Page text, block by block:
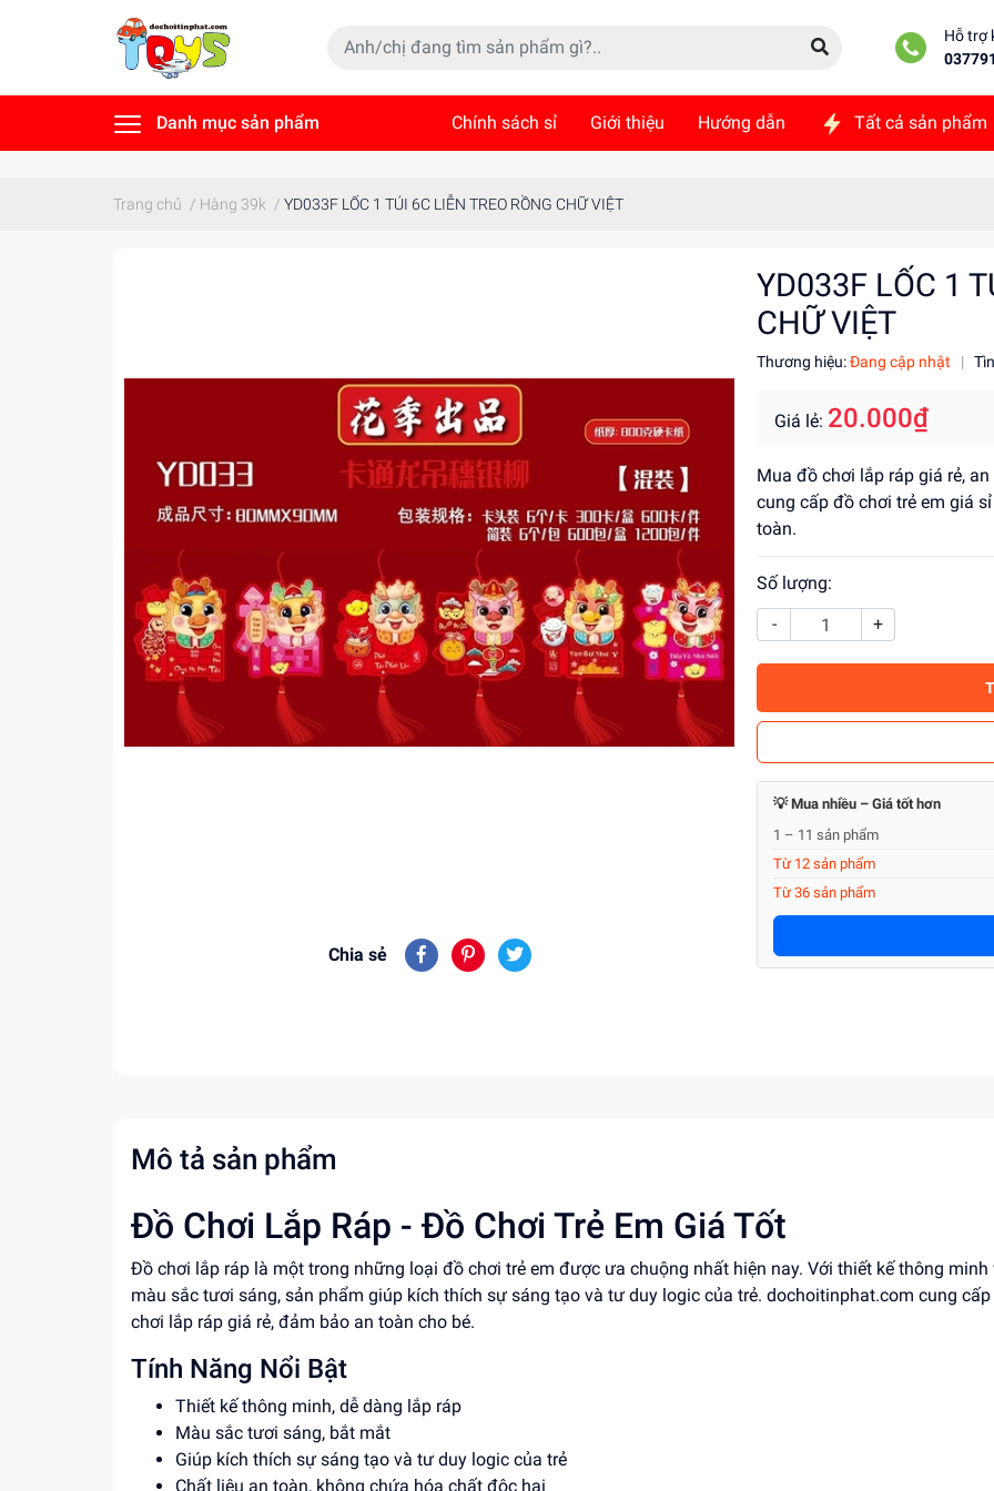
Hỗ trợ
Danh mục sản phẩm Chính sách sỉ Giới thiệu Hướng dẫn Tất cả sản phẩm
Trang chủ / Hàng 39k / YD033F LỐC 1 TÚI 6C LIỄN TREO RỒNG CHỮ VIỆT
Chia sẻ
YD033F LỐC 1
CHỮ VIỆT
Thương hiệu:Đang cập nhật |
Giá lẻ: 20.000₫
Mua đồ chơi lắp ráp giá rẻ,
cung cấp đồ chơi trẻ em giá
toàn.
Số lượng:
-
+
💡 Mua nhiều – Giá tốt hơn
1 – 11 sản phẩm
Từ 12 sản phẩm
Từ 36 sản phẩm
Mô tả sản phẩm
Đồ Chơi Lắp Ráp - Đồ Chơi Trẻ Em Giá Tốt
Đồ chơi lắp ráp là một trong những loại đồ chơi trẻ em được ưa chuộng nhất hiện nay. Với thiết kế thông minh
màu sắc tươi sáng, sản phẩm giúp kích thích sự sáng tạo và tư duy logic của trẻ. dochoitinphat.com cung
chơi lắp ráp giá rẻ, đảm bảo an toàn cho bé.
Tính Năng Nổi Bật
Thiết kế thông minh, dễ dàng lắp ráp
Màu sắc tươi sáng, bắt mắt
Giúp kích thích sự sáng tạo và tư duy logic của trẻ
Chất liệu an toàn, không chứa hóa chất độc hại